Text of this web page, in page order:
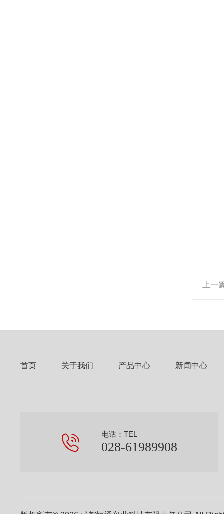
上一
首页 关于我们 产品中心 新闻中心
电话：TEL
028-61989908